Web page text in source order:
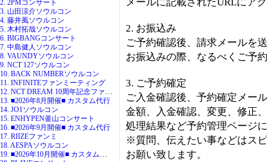
2. 2PMコンサート
3. 山田涼介ソウルコン
4. 藤井風ソウルコン
5. 木村拓哉ソウルコン
6. BIGBANGコンサート
7. 中島健人ソウルコン
8. VAUNDYソウルコン
9. NCT 127ソウルコン
10. BACK NUMBERソウルコン
11. INFINITEファンミーティング
12. NCT DREAM 10周年記念ファンミ
13. ■2026年8月開催■ カスタム代行
14. JO1ソウルコン
15. ENHYPEN釜山コンサート
16. ■2026年9月開催■ カスタム代行
17. RIIZEファンミ
18. AESPAソウルコン
19. ■2026年10月開催■ カスタム代行
2. お振込み
ご予約確認後、請求メールを
お振込みの際、なるべくご予
3. ご予約確定
ご入金確認後、予約確定メー
金額、入金確認、変更、修正
処理結果など予約管理ページ
※質問、伝えたい事などはス
お願い致します。